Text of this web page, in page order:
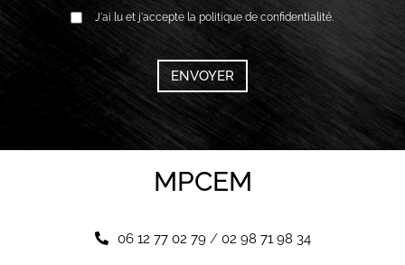
RGPD J'ai lu et j'accepte la politique de confidentialité.
CAPTCHA
MPCEM
06 12 77 02 79/ 02 98 71 98 34